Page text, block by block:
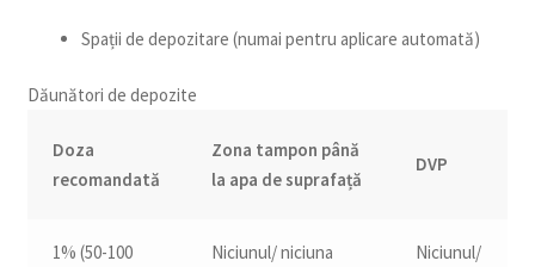
Spații de depozitare (numai pentru aplicare automată)
Dăunători de depozite
Doza
recomandată
Zona tampon până
la apa de suprafață
DVP
1% (50-100
Niciunul/ niciuna
Niciunul/